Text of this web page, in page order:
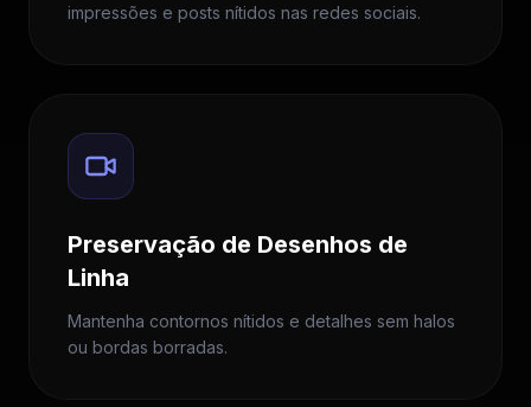
impressões e posts nítidos nas redes sociais.
Preservação de Desenhos de
Linha
Mantenha contornos nítidos e detalhes sem halos
ou bordas borradas.